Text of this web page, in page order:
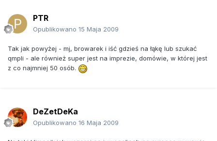
PTR
Opublikowano 15 Maja 2009
Tak jak powyżej - mj, browarek i iść gdzieś na łąkę lub szukać
qmpli - ale również super jest na imprezie, domówie, w której jest
z co najmniej 50 osób.
DeZetDeKa
Opublikowano 16 Maja 2009